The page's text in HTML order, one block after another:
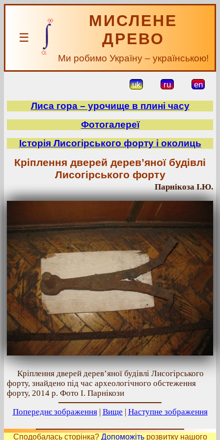
☰
МИСЛЕНЕ
ДРЕВО
Ми робимо Україну – українською!
uk ru en
Лиса гора – урочище в плині часу
Фотогалереї
Історія Лисогірського форту і околиць
Кріплення дверей дерев’яної будівлі
Лисогірського форту
Парнікоза І.Ю.
Кріплення дверей дерев’яної будівлі Лисогірського
форту, знайдено під час археологічного обстеження
форту, 2014 р. Фото І. Парнікози
Попереднє зображення| Вище | Наступне зображення
Сподобалась сторінка? Допоможітьрозвитку нашого